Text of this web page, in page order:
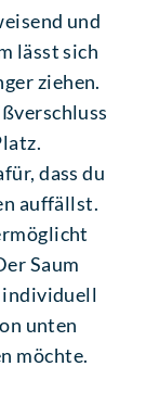
und
lässt sich
ziehen.
dass du
auffällst.
Saum
individuell
unten
möchte.